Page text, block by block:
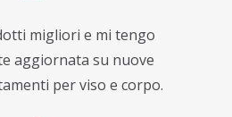
migliori e mi tengo
aggiornata su nuove
per viso e corpo.